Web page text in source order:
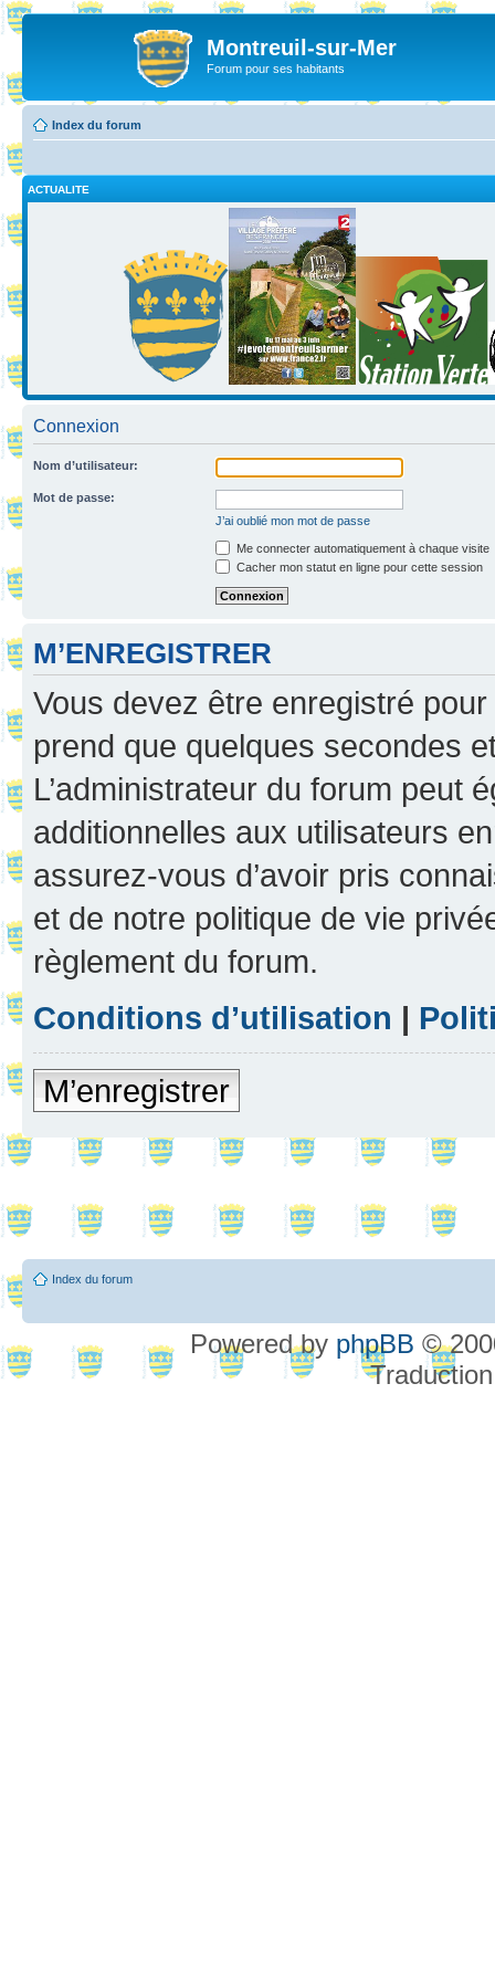
Montreuil-sur-Mer
Forum pour ses habitants
Index du forum
ACTUALITE
Connexion
Nom d’utilisateur:
Mot de passe:
J’ai oublié mon mot de passe
Me connecter automatiquement à chaque visite
Cacher mon statut en ligne pour cette session
M’ENREGISTRER
Vous devez être enregistré
prend que quelques secondes
L’administrateur du forum peut
additionnelles aux utilisateurs
assurez-vous d’avoir pris
et de notre politique de vie
règlement du forum.
Conditions d’utilisation |
M’enregistrer
Index du forum
Powered by phpBB ©